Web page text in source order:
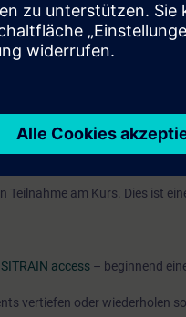
können Sie an der
Lernziele aus dem Kurs "ST-
am Kurs. Dies ist
SITRAIN access – beginnend
vertiefen oder wiederholen